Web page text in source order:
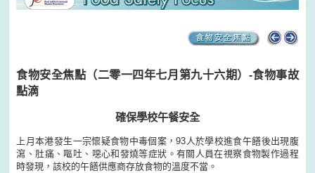
食物安全焦點（二零一四年七月第九十六期）-食物事故
點滴
確保學校午餐安全
上月本港發生一宗懷疑食物中毒個案，93人於學校進食午饍後出現腹
瀉、肚痛、嘔吐、噁心和發燒等症狀。有關人員在視察食物製作過程
時發現，該校的午饍供應商存放食物的溫度不當。